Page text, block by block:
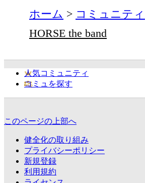
ホーム コミュニティ
HORSE the band
人気コミュニティ
コミュを探す
このページの上部へ
健全化の取り組み
プライバシーポリシー
新規登録
利用規約